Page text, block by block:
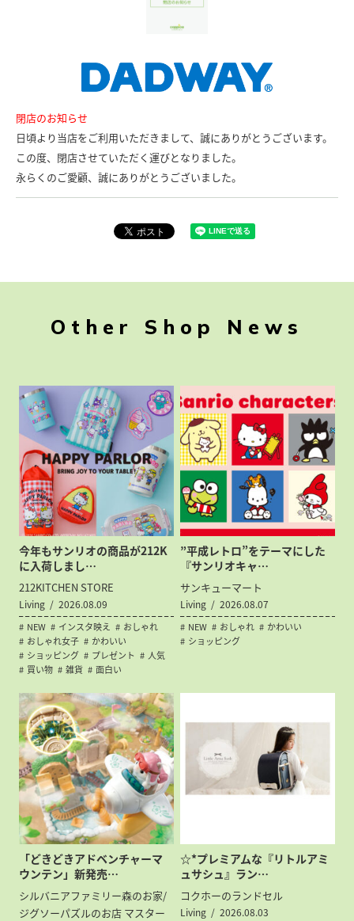
閉店のお知らせ
日頃より当店をご利用いただきまして、誠にありがとうございます。
この度、閉店させていただく運びとなりました。
永らくのご愛顧、誠にありがとうございました。
Other Shop News
今年もサンリオの商品が212K
に入荷しまし…
212KITCHEN STORE
Living 2026.08.09
NEW インスタ映え
おしゃれ
おしゃれ女子
かわいい
ショッピング
プレゼント
人気
買い物
雑貨 面白い
”平成レトロ”をテーマにした
『サンリオキャ…
サンキューマート
Living 2026.08.07
NEW おしゃれ
かわいい
ショッピング
「どきどきアドベンチャーマ
ウンテン」新発売…
シルバニアファミリー森のお家/
ジグソーパズルのお店 マスター
☆*プレミアムな『リトルアミ
ュサシュ』ラン…
コクホーのランドセル
Living 2026.08.03